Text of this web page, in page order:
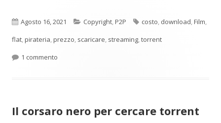
Pubblicato
Agosto 16, 2021 Categorie
Copyright,P2P Tag
costo, download,Film,
flat,pirateria,prezzo, scaricare, streaming,torrent
1 commento
Il corsaro nero per cercare torrent